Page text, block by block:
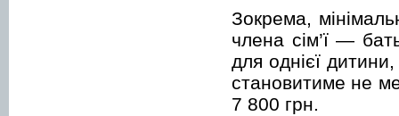
Зокрема,
члена сім’ї —
для однієї
становитиме не
7 800 грн.